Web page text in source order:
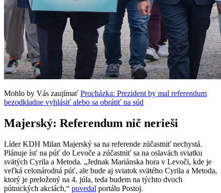
Mohlo by Vás zaujímať Procházka: Prezident by mal referendum
bezodkladne vyhlásiť alebo sa obrátiť na súd
Majerský: Referendum nič nerieši
Líder KDH Milan Majerský sa na referende zúčastniť nechystá.
Plánuje ísť na púť do Levoče a zúčastniť sa na oslavách sviatku
svätých Cyrila a Metoda. „Jednak Mariánska hora v Levoči, kde je
veľká celonárodná púť, ale bude aj sviatok svätého Cyrila a Metoda,
ktorý je preložený na 4. júla, teda budem na týchto dvoch
pútnických akciách,“ povedal portálu Postoj.